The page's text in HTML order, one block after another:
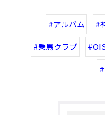
#アルバム
#
#乗馬クラブ